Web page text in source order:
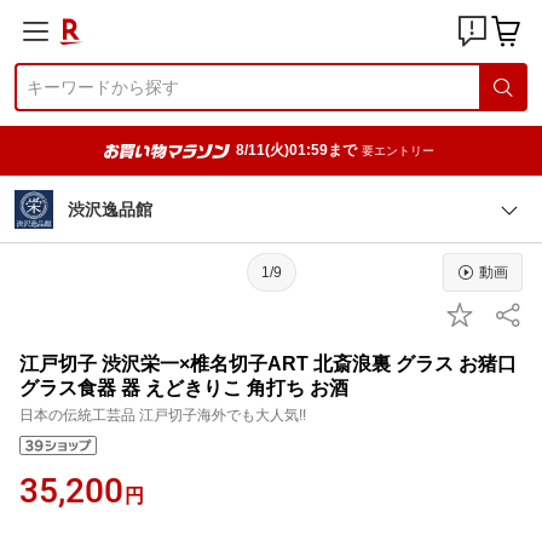
8/11(火)01:59まで 要エントリー
渋沢逸品館
1/9 動画
江戸切子 渋沢栄一×椎名切子ART 北斎浪裏 グラス お猪口
グラス食器 器 えどきりこ 角打ち お酒
日本の伝統工芸品 江戸切子海外でも大人気!!
35,200 円